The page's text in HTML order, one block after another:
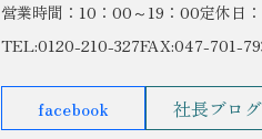
営業時間：10：00～19：00定休日
TEL:0120-210-327FAX:047-701-
facebook 社長ブログ